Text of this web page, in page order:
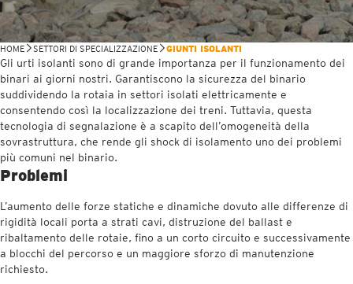
HOME SETTORI DI SPECIALIZZAZIONE GIUNTI ISOLANTI
Gli urti isolanti sono di grande importanza per il funzionamento dei
binari ai giorni nostri. Garantiscono la sicurezza del binario
suddividendo la rotaia in settori isolati elettricamente e
consentendo così la localizzazione dei treni. Tuttavia, questa
tecnologia di segnalazione è a scapito dell’omogeneità della
sovrastruttura, che rende gli shock di isolamento uno dei problemi
più comuni nel binario.
Problemi
L’aumento delle forze statiche e dinamiche dovuto alle differenze di
rigidità locali porta a strati cavi, distruzione del ballast e
ribaltamento delle rotaie, fino a un corto circuito e successivamente
a blocchi del percorso e un maggiore sforzo di manutenzione
richiesto.